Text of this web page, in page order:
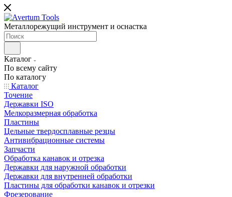
Металлорежущий инструмент и оснастка
Каталог
По всему сайту
По каталогу
Каталог
Точение
Державки ISO
Мелкоразмерная обработка
Пластины
Цельные твердосплавные резцы
Антивибрационные системы
Запчасти
Обработка канавок и отрезка
Державки для наружной обработки
Державки для внутренней обработки
Пластины для обработки канавок и отрезки
Фрезерование